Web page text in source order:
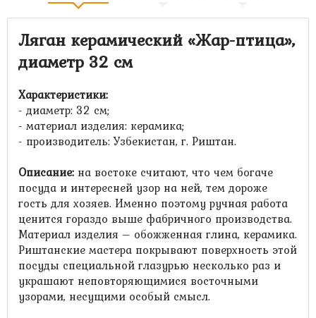
Ляган керамический «Жар-птица»,
диаметр 32 см
Характеристики:
- диаметр: 32 см;
- материал изделия: керамика;
- производитель: Узбекистан, г. Риштан.
Описание: на востоке считают, что чем богаче
посуда и интересней узор на ней, тем дороже
гость для хозяев. Именно поэтому ручная работа
ценится гораздо выше фабричного производства.
Материал изделия – обожженная глина, керамика.
Риштанские мастера покрывают поверхность этой
посуды специальной глазурью несколько раз и
украшают неповторяющимися восточными
узорами, несущими особый смысл.